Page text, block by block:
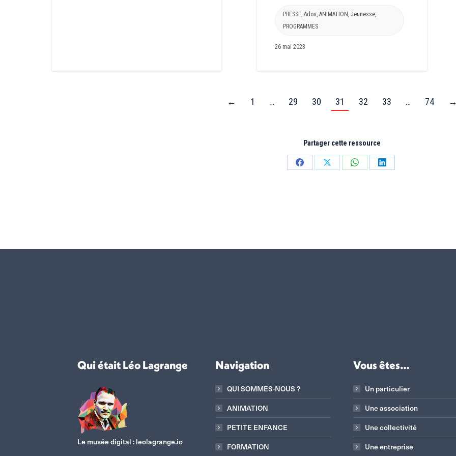
PRESSE,Ados,ANIMATION ,Jeunesse,
PROGRAMMES
26 mai 2023
← 1 … 29 30 31 32 33 … 74
Partager cette ressource
PartagerPartagerPartagerPartager
Qui était Léo Lagrange
Le musée digital :leolagrange.io
Navigation
QUI SOMMES-NOUS ?
ANIMATION
PETITE ENFANCE
FORMATION
Vous êtes…
Un particulier
Une association
Une collectivité
Une entreprise